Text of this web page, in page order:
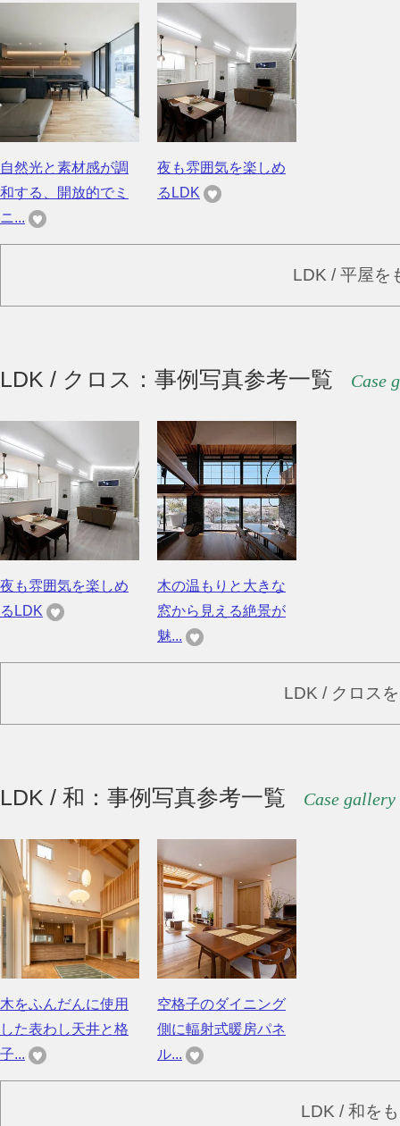
自然光と素材感が調
和する、開放的でミ
ニ...
夜も雰囲気を楽しめ
るLDK
LDK / 平屋を
LDK / クロス：事例写真参考一覧 Case
夜も雰囲気を楽しめ
るLDK
木の温もりと大きな
窓から見える絶景が
魅...
LDK / クロス
LDK / 和：事例写真参考一覧 Case gallery
木をふんだんに使用
した表わし天井と格
子...
空格子のダイニング
側に輻射式暖房パネ
ル...
LDK / 和を